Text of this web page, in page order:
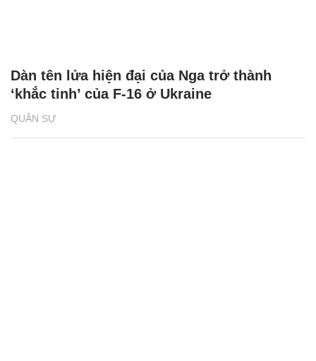
QUÂN SỰ
Dàn tên lửa hiện đại của Nga trở thành
‘khắc tinh’ của F-16 ở Ukraine